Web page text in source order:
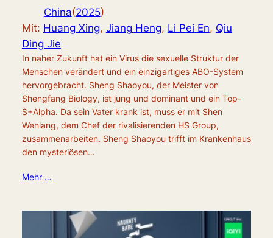
China(2025)
Mit: Huang Xing, Jiang Heng, Li Pei En, Qiu
Ding Jie
In naher Zukunft hat ein Virus die sexuelle Struktur der
Menschen verändert und ein einzigartiges ABO-System
hervorgebracht. Sheng Shaoyou, der Meister von
Shengfang Biology, ist jung und dominant und ein Top-
S+Alpha. Da sein Vater krank ist, muss er mit Shen
Wenlang, dem Chef der rivalisierenden HS Group,
zusammenarbeiten. Sheng Shaoyou trifft im Krankenhaus
den mysteriösen…
Mehr …